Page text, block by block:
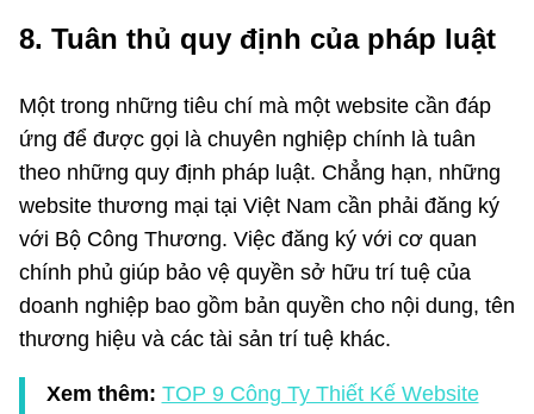
8. Tuân thủ quy định của pháp luật
Một trong những tiêu chí mà một website cần đáp
ứng để được gọi là chuyên nghiệp chính là tuân
theo những quy định pháp luật. Chẳng hạn, những
website thương mại tại Việt Nam cần phải đăng ký
với Bộ Công Thương. Việc đăng ký với cơ quan
chính phủ giúp bảo vệ quyền sở hữu trí tuệ của
doanh nghiệp bao gồm bản quyền cho nội dung, tên
thương hiệu và các tài sản trí tuệ khác.
Xem thêm: TOP 9 Công Ty Thiết Kế Website